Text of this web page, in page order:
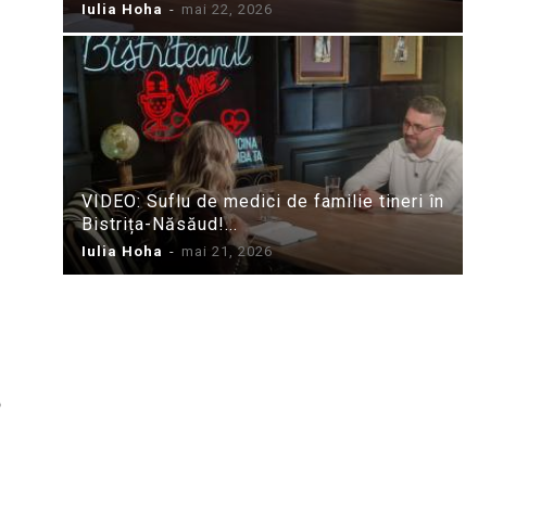
Iulia Hoha - mai 22, 2026
VIDEO: Suflu de medici de familie tineri în
Bistrița-Năsăud!...
Iulia Hoha - mai 21, 2026